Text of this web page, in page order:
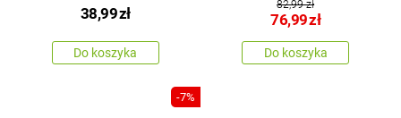
38,99zł
Do koszyka
82,99 zł
76,99zł
Do koszyka
-7%